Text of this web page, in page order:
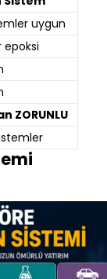
uygun
epoksi
ZORUNLU